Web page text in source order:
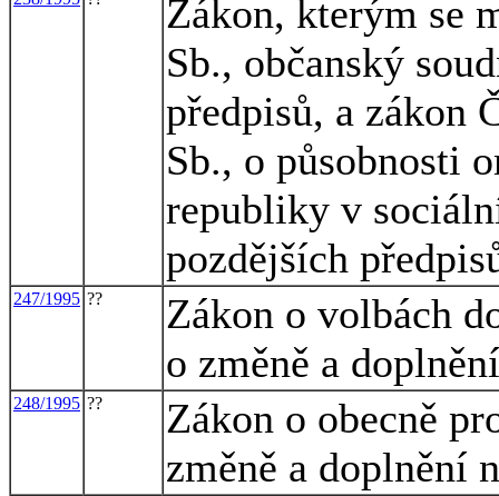
Zákon, kterým se
Sb., občanský
předpisů, a zákon
Sb., o působnosti
republiky v
pozdějších
247/1995 ??
Zákon o volbách
o změně a
248/1995 ??
Zákon o obecně
změně a doplnění